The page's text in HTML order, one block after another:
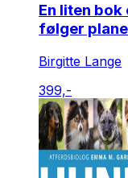
En liten
følger
Birgitte Lange
399,-